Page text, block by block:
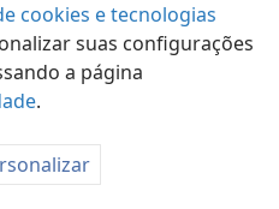
cookies e tecnologias
suas configurações
a página
.